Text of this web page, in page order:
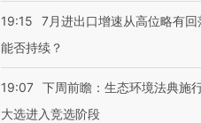
19:15
7月进出口增速从高位略有回
能否持续？
19:07 下周前瞻：生态环境法典施
大选进入竞选阶段